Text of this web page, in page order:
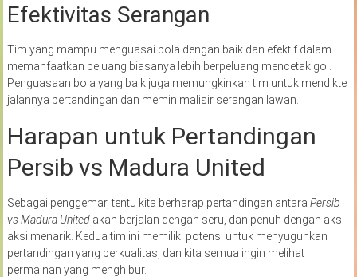
Efektivitas Serangan
Tim yang mampu menguasai bola dengan baik dan efektif dalam
memanfaatkan peluang biasanya lebih berpeluang mencetak gol.
Penguasaan bola yang baik juga memungkinkan tim untuk mendikte
jalannya pertandingan dan meminimalisir serangan lawan.
Harapan untuk Pertandingan
Persib vs Madura United
Sebagai penggemar, tentu kita berharap pertandingan antara Persib
vs Madura United akan berjalan dengan seru, dan penuh dengan aksi-
aksi menarik. Kedua tim ini memiliki potensi untuk menyuguhkan
pertandingan yang berkualitas, dan kita semua ingin melihat
permainan yang menghibur.